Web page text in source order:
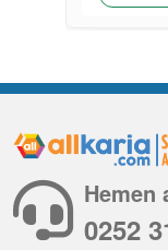
Hemen
0252